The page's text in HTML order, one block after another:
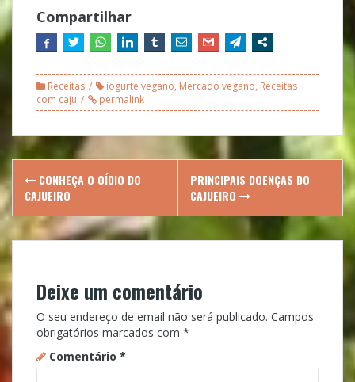
Compartilhar
Receitas iogurte vegano, Mercado vegano, Receitas
com caju
permalink
Post
navigation
CONHEÇA O OÍDIO DO
CAJUEIRO
PRINCIPAIS DOENÇAS DO
CAJUEIRO
Deixe um comentário
O seu endereço de email não será publicado. Campos
obrigatórios marcados com *
Comentário *